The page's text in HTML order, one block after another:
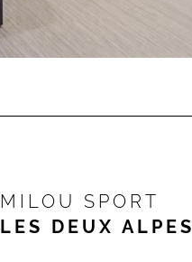
MILOU SPORT
LES DEUX ALPES